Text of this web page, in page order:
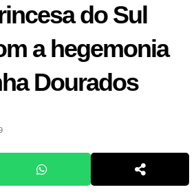
do Sul
a hegemonia
Dourados